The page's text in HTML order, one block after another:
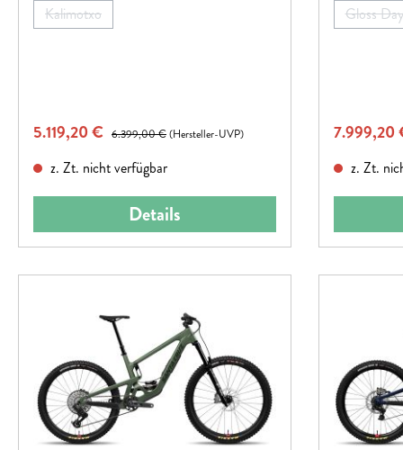
Kalimotxo
(Diese Option ist zurzeit nicht verfügbar.)
Verkaufspreis:
5.119,20 € Regulärer Preis:
6.399,00 €(Hersteller-UVP)
z. Zt. nicht verfügbar
Details
Abfahrten
Bergpfaden
Gloss
7.999,20
z. Zt.